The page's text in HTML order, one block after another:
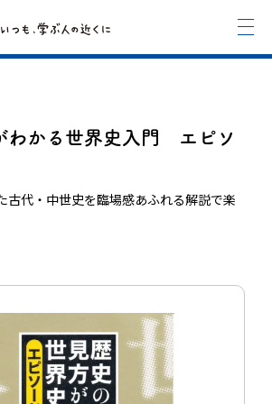
わかる世界史入門 エピソ
古代・中世史を臨場感あふれる解説で楽